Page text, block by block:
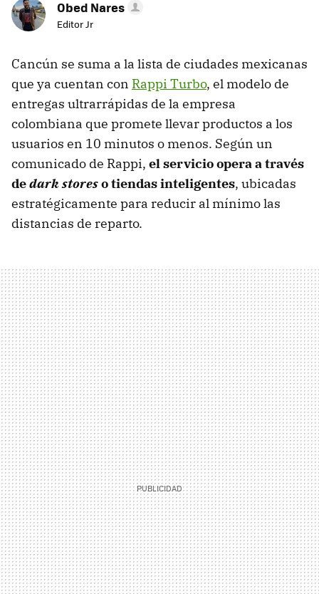
Obed Nares
Editor Jr
Cancún se suma a la lista de ciudades mexicanas
que ya cuentan con Rappi Turbo, el modelo de
entregas ultrarrápidas de la empresa
colombiana que promete llevar productos a los
usuarios en 10 minutos o menos. Según un
comunicado de Rappi, el servicio opera a través
dedark storeso tiendas inteligentes, ubicadas
estratégicamente para reducir al mínimo las
distancias de reparto.